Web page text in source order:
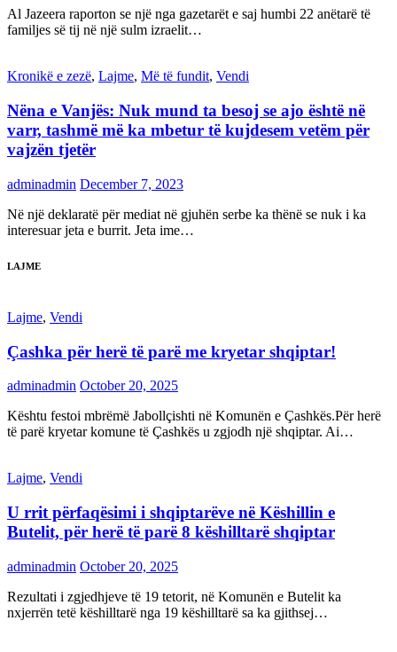
Al Jazeera raporton se një nga gazetarët e saj humbi 22 anëtarë të
familjes së tij në një sulm izraelit…
Kronikë e zezë, Lajme, Më të fundit, Vendi
Nëna e Vanjës: Nuk mund ta besoj se ajo është në
varr, tashmë më ka mbetur të kujdesem vetëm për
vajzën tjetër
adminadmin December 7, 2023
Në një deklaratë për mediat në gjuhën serbe ka thënë se nuk i ka
interesuar jeta e burrit. Jeta ime…
LAJME
Lajme, Vendi
Çashka për herë të parë me kryetar shqiptar!
adminadmin October 20, 2025
Kështu festoi mbrëmë Jabollçishti në Komunën e Çashkës.Për herë
të parë kryetar komune të Çashkës u zgjodh një shqiptar. Ai…
Lajme, Vendi
U rrit përfaqësimi i shqiptarëve në Këshillin e
Butelit, për herë të parë 8 këshilltarë shqiptar
adminadmin October 20, 2025
Rezultati i zgjedhjeve të 19 tetorit, në Komunën e Butelit ka
nxjerrën tetë këshilltarë nga 19 këshilltarë sa ka gjithsej…